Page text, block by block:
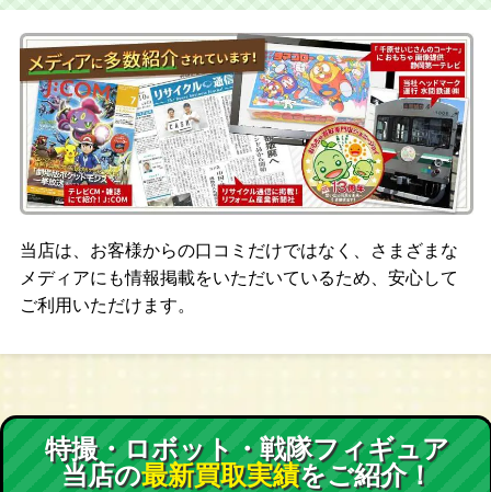
当店は、お客様からの口コミだけではなく、さまざまな
メディアにも情報掲載をいただいているため、安心して
ご利用いただけます。
特撮・ロボット・戦隊フィギュア
当店の最新買取実績をご紹介！